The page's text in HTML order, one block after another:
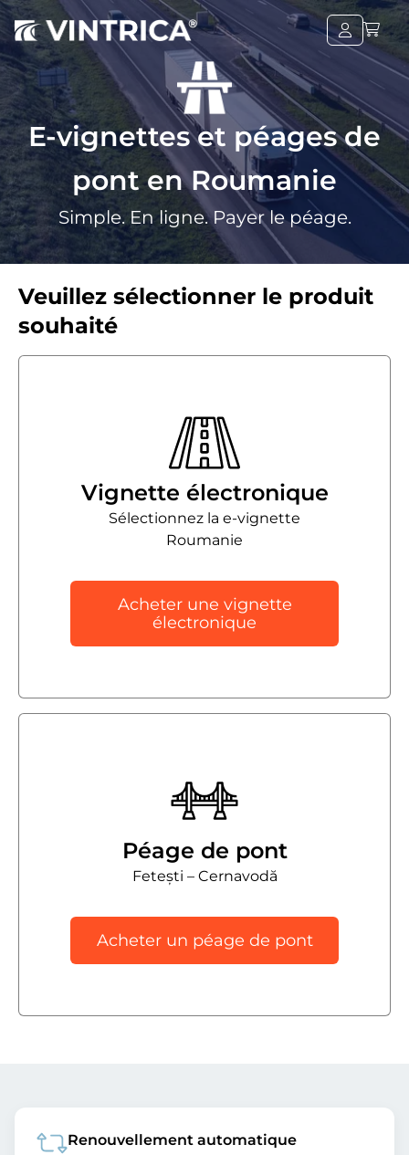
E-vignettes et péages de
pont en Roumanie
Simple. En ligne. Payer le péage.
Veuillez sélectionner le produit
souhaité
Vignette électronique
Sélectionnez la e-vignette
Roumanie
Acheter une vignette
électronique
Péage de pont
Fetești – Cernavodă
Acheter un péage de pont
Renouvellement automatique